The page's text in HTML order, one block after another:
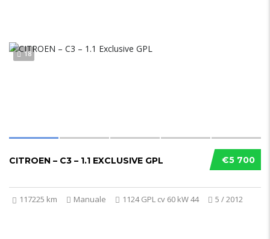
18
€5 700
CITROEN – C3 – 1.1 EXCLUSIVE GPL
117225 km Manuale 1124 GPL cv 60 kW 44 5 / 2012